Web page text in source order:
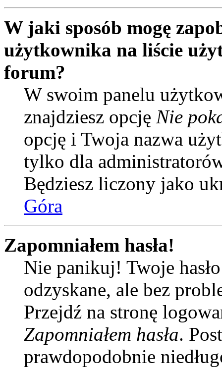
W jaki sposób mogę
użytkownika na liście
forum?
W swoim panelu
znajdziesz opcję Nie
opcję i Twoja nazwa
tylko dla
Będziesz liczony jako
Góra
Zapomniałem hasła!
Nie panikuj! Twoje
odzyskane, ale bez
Przejdź na stronę
Zapomniałem hasła.
prawdopodobnie